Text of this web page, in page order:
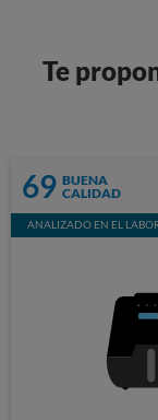
Te
69 BUENA
CALIDAD
ANALIZADO EN EL